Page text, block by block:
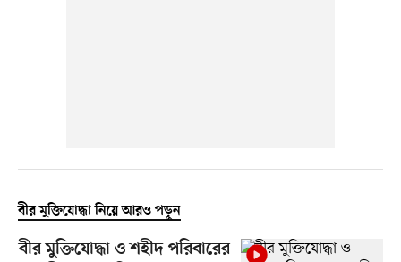
বীর মুক্তিযোদ্ধা নিয়ে আরও পড়ুন
বীর মুক্তিযোদ্ধা ও শহীদ পরিবারের